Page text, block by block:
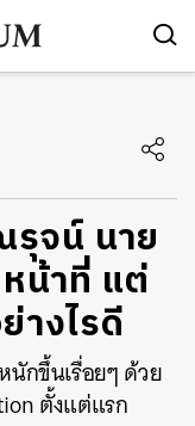
จน์ นาย
น้าที่ แต่
างไรดี
นักขึ้นเรื่อยๆ ด้วย
ตั้งแต่แรก